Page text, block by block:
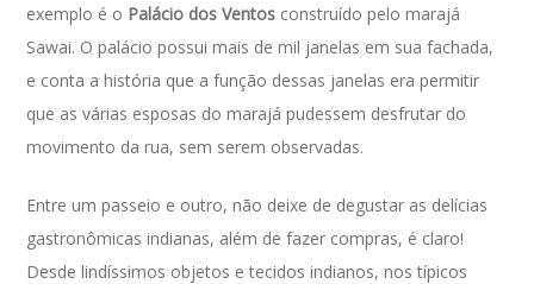
exemplo é o Palácio dos Ventos construído pelo marajá
Sawai. O palácio possui mais de mil janelas em sua fachada,
e conta a história que a função dessas janelas era permitir
que as várias esposas do marajá pudessem desfrutar do
movimento da rua, sem serem observadas.
Entre um passeio e outro, não deixe de degustar as delícias
gastronômicas indianas, além de fazer compras, é claro!
Desde lindíssimos objetos e tecidos indianos, nos típicos